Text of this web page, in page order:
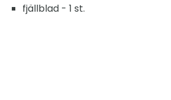
fjällblad - 1 st.